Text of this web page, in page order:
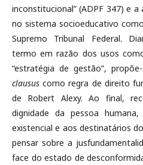
inconstitucional” (ADPF 347) e a
no sistema socioeducativo
Supremo Tribunal Federal.
termo em razão dos usos
“estratégia de gestão”,
claususcomo regra de direito
de Robert Alexy. Ao final,
dignidade da pessoa
existencial e aos destinatários
pensar sobre a
face do estado de